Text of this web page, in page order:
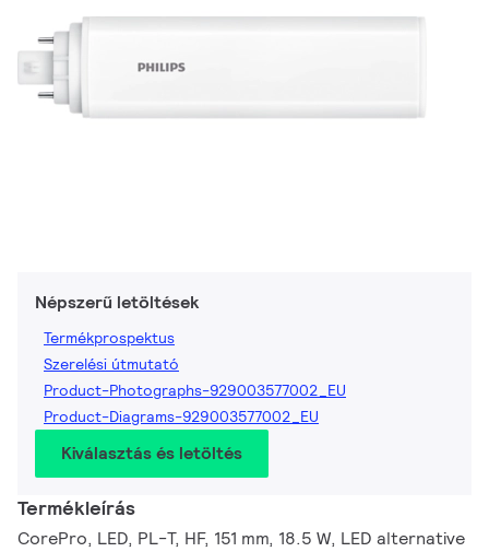
Népszerű letöltések
Termékprospektus
Szerelési útmutató
Product-Photographs-929003577002_EU
Product-Diagrams-929003577002_EU
Kiválasztás és letöltés
Termékleírás
CorePro, LED, PL-T, HF, 151 mm, 18.5 W, LED alternative